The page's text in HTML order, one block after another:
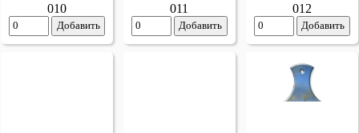
010
Добавить
011
Добавить
012
Добавить